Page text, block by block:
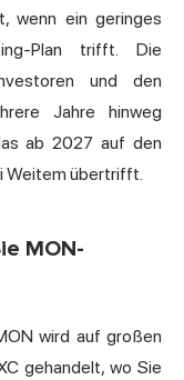
wenn ein geringes
Plan trifft. Die
und den
Jahre hinweg
ab 2027 auf den
Weitem übertrifft.
MON-
wird auf großen
gehandelt, wo Sie